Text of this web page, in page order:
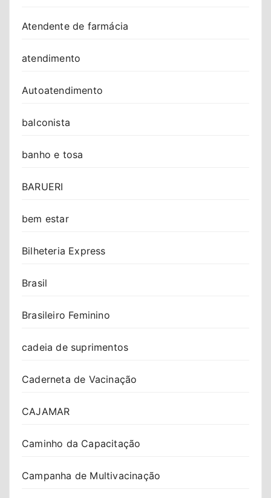
Atendente de farmácia
atendimento
Autoatendimento
balconista
banho e tosa
BARUERI
bem estar
Bilheteria Express
Brasil
Brasileiro Feminino
cadeia de suprimentos
Caderneta de Vacinação
CAJAMAR
Caminho da Capacitação
Campanha de Multivacinação